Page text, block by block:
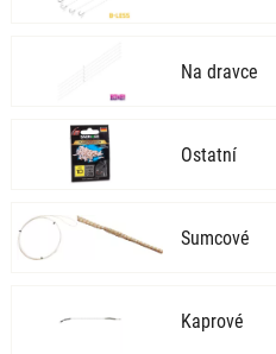
Na dravce
Ostatní
Sumcové
Kaprové